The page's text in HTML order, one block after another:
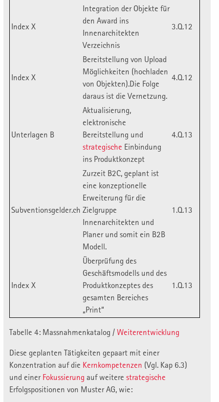
Index X
Integration der Objekte für
den Award ins
Innenarchitekten
Verzeichnis
3.Q.12
Index X
Bereitstellung von Upload
Möglichkeiten (hochladen
von Objekten).Die Folge
daraus ist die Vernetzung.
4.Q.12
Unterlagen B
Aktualisierung,
elektronische
Bereitstellung und
strategische Einbindung
ins Produktkonzept
4.Q.13
Subventionsgelder.ch
Zurzeit B2C, geplant ist
eine konzeptionelle
Erweiterung für die
Zielgruppe
Innenarchitekten und
Planer und somit ein B2B
Modell.
1.Q.13
Index X
Überprüfung des
Geschäftsmodells und des
Produktkonzeptes des
gesamten Bereiches
„Print“
1.Q.13
Tabelle 4: Massnahmenkatalog / Weiterentwicklung
Diese geplanten Tätigkeiten gepaart mit einer
Konzentration auf die Kernkompetenzen (Vgl. Kap 6.3)
und einer Fokussierung auf weitere strategische
Erfolgspositionen von Muster AG, wie: